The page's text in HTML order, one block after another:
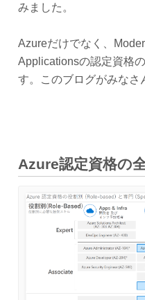
みました。
Azureだけでなく、
Applicationsの認定資格
す。このブログがみなさ
Azure認定資格の